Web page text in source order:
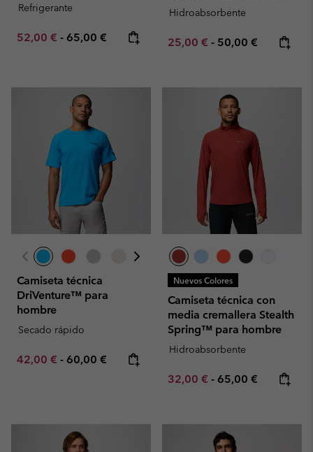
Refrigerante
Minimum sale price:
52,00 € - Maximum price:
65,00 €
Hidroabsorbente
Minimum sale price:
25,00 € - Maximum price:
50,00 €
Camiseta técnica
DriVenture™ para
hombre
Secado rápido
Minimum sale price:
42,00 € - Maximum price:
60,00 €
Nuevos Colores
Camiseta técnica con
media cremallera Stealth
Spring™ para hombre
Hidroabsorbente
Minimum sale price:
32,00 € - Maximum price:
65,00 €